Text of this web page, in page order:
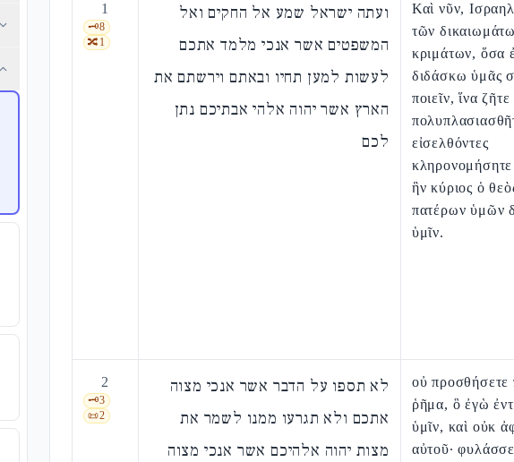
1
🗝️8
🔀1
ועתה ישראל שמע אל החקים ואל
המשפטים אשר אנכי מלמד אתכם
לעשות למען תחיו ובאתם וירשתם את
הארץ אשר יהוה אלהי אבתיכם נתן
לכם
Καὶ νῦν,
τῶν
κριμάτων, ὅσα
διδάσκω ὑμᾶς
ποιεῖν, ἵνα ζῆτε
εἰσελθόντες
κληρονομήσητε
ἣν κύριος ὁ
πατέρων ὑμῶν
ὑμῖν.
2
🗝️3
📜2
לא תספו על הדבר אשר אנכי מצוה
אתכם ולא תגרעו ממנו לשמר את
מצות יהוה אלהיכם אשר אנכי מצוה
οὐ προσθήσετε
ῥῆμα, ὃ ἐγὼ
ὑμῖν, καὶ οὐκ
αὐτοῦ·